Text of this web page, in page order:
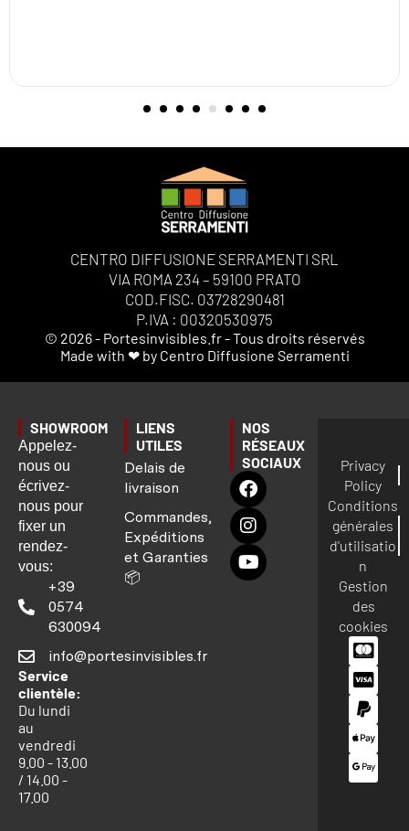
CENTRO DIFFUSIONE SERRAMENTI SRL
VIA ROMA 234 – 59100 PRATO
COD.FISC. 03728290481
P.IVA : 00320530975
© 2026 - Portesinvisibles.fr - Tous droits réservés
Made with ❤ by Centro Diffusione Serramenti
SHOWROOM
Appelez-
nous ou
écrivez-
nous pour
fixer un
rendez-
vous:
+39
0574
630094
info@portesinvisibles.fr
Service
clientèle:
Du lundi
au
vendredi
9.00 - 13.00
/ 14.00 -
17.00
LIENS
UTILES
Delais de
livraison
Commandes,
Expéditions
et Garanties
📦
NOS
RÉSEAUX
SOCIAUX
Privacy
Policy
Conditions
générales
d'utilisatio
n
Gestion
des
cookies